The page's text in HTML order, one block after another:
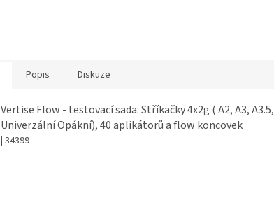
Popis Diskuze
Vertise Flow - testovací sada: Stříkačky 4x2g ( A2, A3, A3.5,
Univerzální Opákní), 40 aplikátorů a flow koncovek
| 34399